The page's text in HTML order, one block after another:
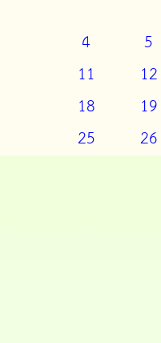
4
5
11
12
18
19
25
26